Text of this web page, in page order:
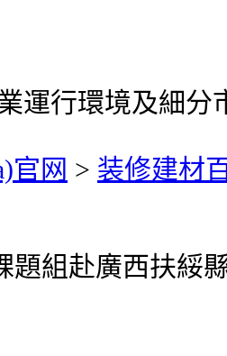
運行環境及細分
官网 > 装修建材
赴廣西扶綏